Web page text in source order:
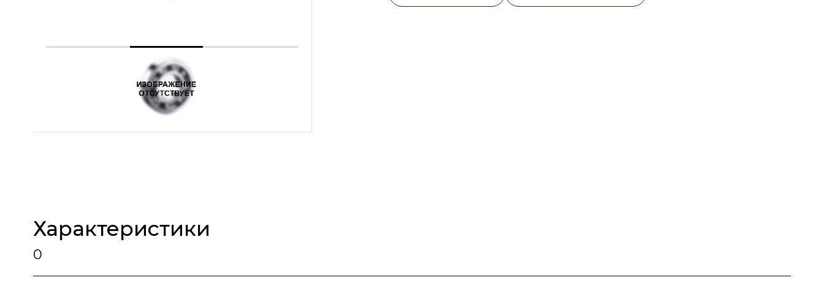
Характеристики
0